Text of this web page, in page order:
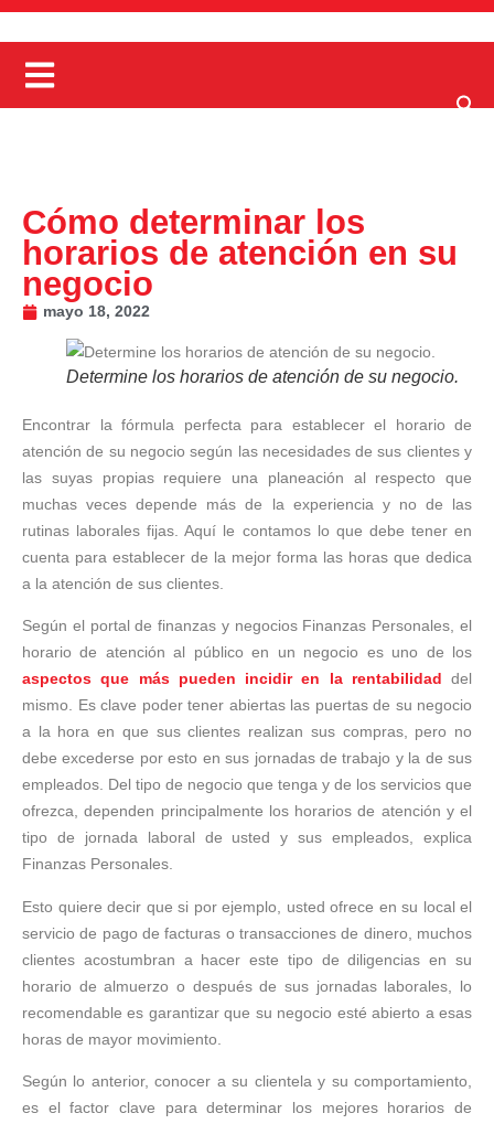
Cómo determinar los
horarios de atención en su
negocio
mayo 18, 2022
Determine los horarios de atención de su negocio.
Encontrar la fórmula perfecta para establecer el horario de
atención de su negocio según las necesidades de sus clientes y
las suyas propias requiere una planeación al respecto que
muchas veces depende más de la experiencia y no de las
rutinas laborales fijas. Aquí le contamos lo que debe tener en
cuenta para establecer de la mejor forma las horas que dedica
a la atención de sus clientes.
Según el portal de finanzas y negocios Finanzas Personales, el
horario de atención al público en un negocio es uno de los
aspectos que más pueden incidir en la rentabilidad del
mismo. Es clave poder tener abiertas las puertas de su negocio
a la hora en que sus clientes realizan sus compras, pero no
debe excederse por esto en sus jornadas de trabajo y la de sus
empleados. Del tipo de negocio que tenga y de los servicios que
ofrezca, dependen principalmente los horarios de atención y el
tipo de jornada laboral de usted y sus empleados, explica
Finanzas Personales.
Esto quiere decir que si por ejemplo, usted ofrece en su local el
servicio de pago de facturas o transacciones de dinero, muchos
clientes acostumbran a hacer este tipo de diligencias en su
horario de almuerzo o después de sus jornadas laborales, lo
recomendable es garantizar que su negocio esté abierto a esas
horas de mayor movimiento.
Según lo anterior, conocer a su clientela y su comportamiento,
es el factor clave para determinar los mejores horarios de